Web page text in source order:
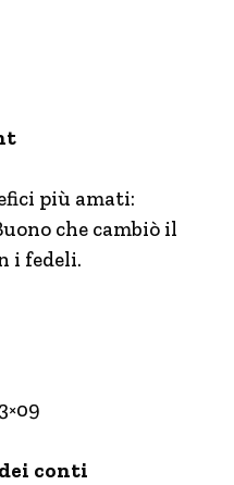
più amati:
che cambiò il
i fedeli.
3×09
conti